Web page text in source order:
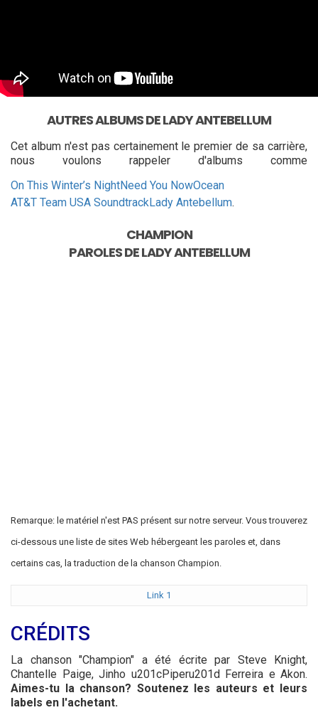
AUTRES ALBUMS DE LADY ANTEBELLUM
Cet album n'est pas certainement le premier de sa carrière,
nous voulons rappeler d'albums comme
On This Winter’s NightNeed You NowOcean
AT&T Team USA SoundtrackLady Antebellum.
CHAMPION
PAROLES DELADY ANTEBELLUM
Remarque: le matériel n'est PAS présent sur notre serveur. Vous trouverez
ci-dessous une liste de sites Web hébergeant les paroles et, dans
certains cas, la traduction de la chanson Champion.
Link 1
CRÉDITS
La chanson "Champion" a été écrite par Steve Knight,
Chantelle Paige, Jinho u201cPiperu201d Ferreira e Akon.
Aimes-tu la chanson? Soutenez les auteurs et leurs
labels en l'achetant.